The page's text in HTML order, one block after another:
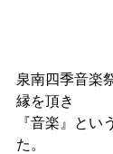
泉南四季音楽
縁を頂き
『音楽』とい
た。